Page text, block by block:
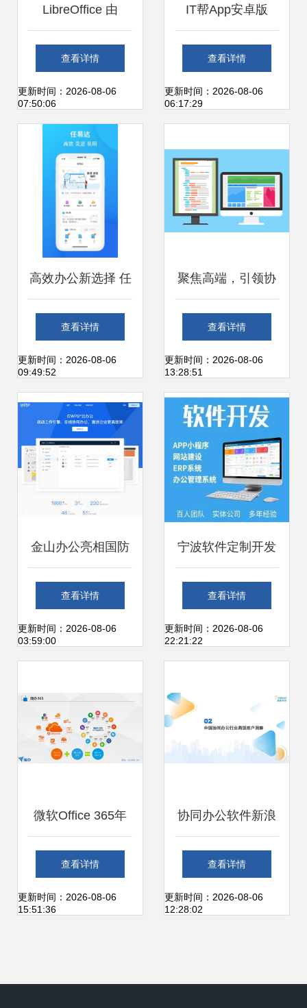
LibreOffice 由
Google赞助的免费
办公套件，Mac用
户的强大生产力工
具
查看详情
更新时间：2026-08-06
07:50:06
IT帮App安卓版
3.0.6 河东软件园
出品的专业办公服
查看详情
更新时间：2026-08-06
06:17:29
高效办公新选择 任
易达安卓版v1.0.8
免费下载指南
查看详情
更新时间：2026-08-06
09:49:52
聚焦高端，引领协
同 探索中国OA办
公系统的领跑者之
路
查看详情
更新时间：2026-08-06
13:28:51
金山办公亮相国防
信息化装备与技术
博览会，以自主创
防信息化建设
查看详情
更新时间：2026-08-06
03:59:00
宁波软件定制开发
从公众号到App，
全方位数字化解决
查看详情
更新时间：2026-08-06
22:21:22
微软Office 365年
终盛会 技术创新与
协作未来全回顾
查看详情
更新时间：2026-08-06
15:51:36
协同办公软件新浪
潮 国产平台何以制
胜未来
查看详情
更新时间：2026-08-06
12:28:02